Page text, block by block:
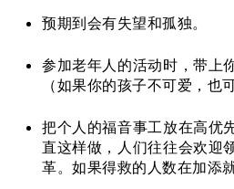
预期到会有失望和孤独。
参加老年人的活动时，带上
（如果你的孩子不可爱，也
把个人的福音事工放在高优
直这样做，人们往往会欢迎
革。如果得救的人数在加添